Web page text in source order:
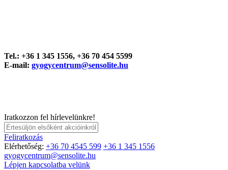
Tel.: +36 1 345 1556, +36 70 454 5599
E-mail: gyogycentrum@sensolite.hu
Iratkozzon fel hírlevelünkre!
Feliratkozás
Elérhetőség: +36 70 4545 599 +36 1 345 1556
gyogycentrum@sensolite.hu
Lépjen kapcsolatba velünk